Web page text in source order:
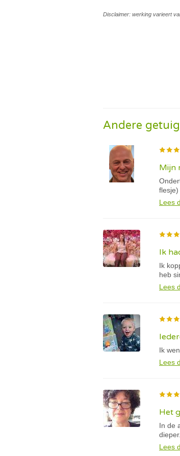
Disclaimer: werking varieert
Andere
Mijn
flesje)
Lees
Ik
Ik
heb
Lees
Ik
Lees
Het
In de
dieper.
Lees